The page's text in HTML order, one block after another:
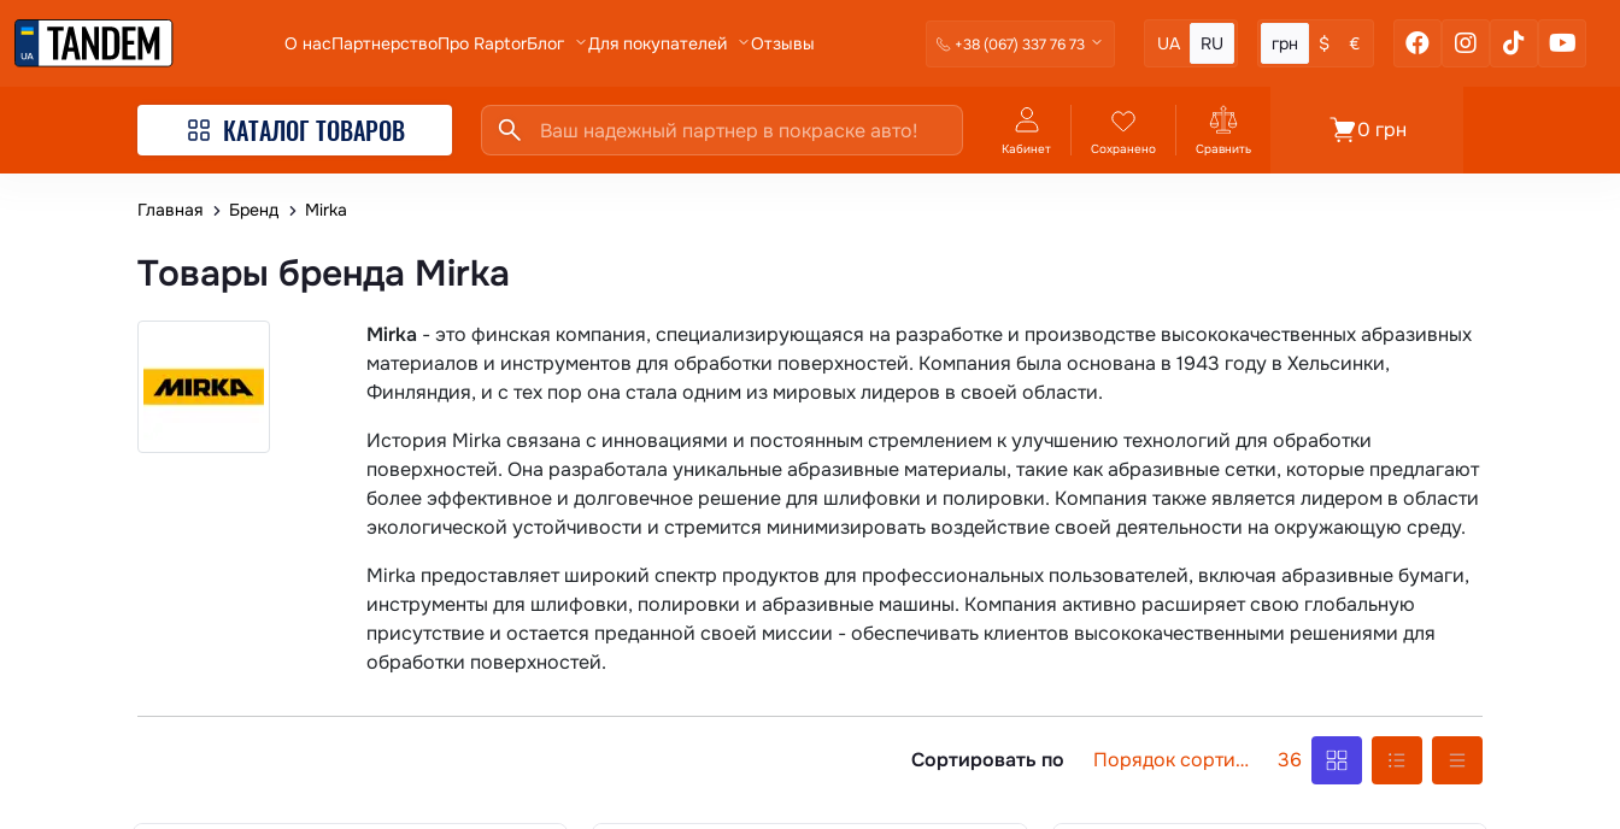
О насПартнерствоПро RaptorБлог Для покупателей Отзывы +38 (067) 337 76 73 UA RU грн $ €
КАТАЛОГ ТОВАРОВ
Кабинет Сохранено Сравнить
0 грн
Главная Бренд Mirka
Товары бренда Mirka
Mirka - это финская компания, специализирующаяся на разработке и производстве высококачественных абразивных
материалов и инструментов для обработки поверхностей. Компания была основана в 1943 году в Хельсинки,
Финляндия, и с тех пор она стала одним из мировых лидеров в своей области.
История Mirka связана с инновациями и постоянным стремлением к улучшению технологий для обработки
поверхностей. Она разработала уникальные абразивные материалы, такие как абразивные сетки, которые предлагают
более эффективное и долговечное решение для шлифовки и полировки. Компания также является лидером в области
экологической устойчивости и стремится минимизировать воздействие своей деятельности на окружающую среду.
Mirka предоставляет широкий спектр продуктов для профессиональных пользователей, включая абразивные бумаги,
инструменты для шлифовки, полировки и абразивные машины. Компания активно расширяет свою глобальную
присутствие и остается преданной своей миссии - обеспечивать клиентов высококачественными решениями для
обработки поверхностей.
Сортировать по